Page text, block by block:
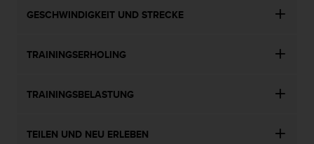
GESCHWINDIGKEIT UND STRECKE
TRAININGSERHOLING
TRAININGSBELASTUNG
TEILEN UND NEU ERLEBEN